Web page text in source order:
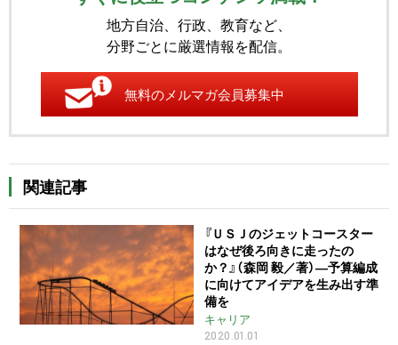
地方自治、行政、教育など、
分野ごとに厳選情報を配信。
無料のメルマガ会員募集中
関連記事
『ＵＳＪのジェットコースター
はなぜ後ろ向きに走ったの
か？』（森岡 毅／著）―予算編成
に向けてアイデアを生み出す準
備を
キャリア
2020.01.01